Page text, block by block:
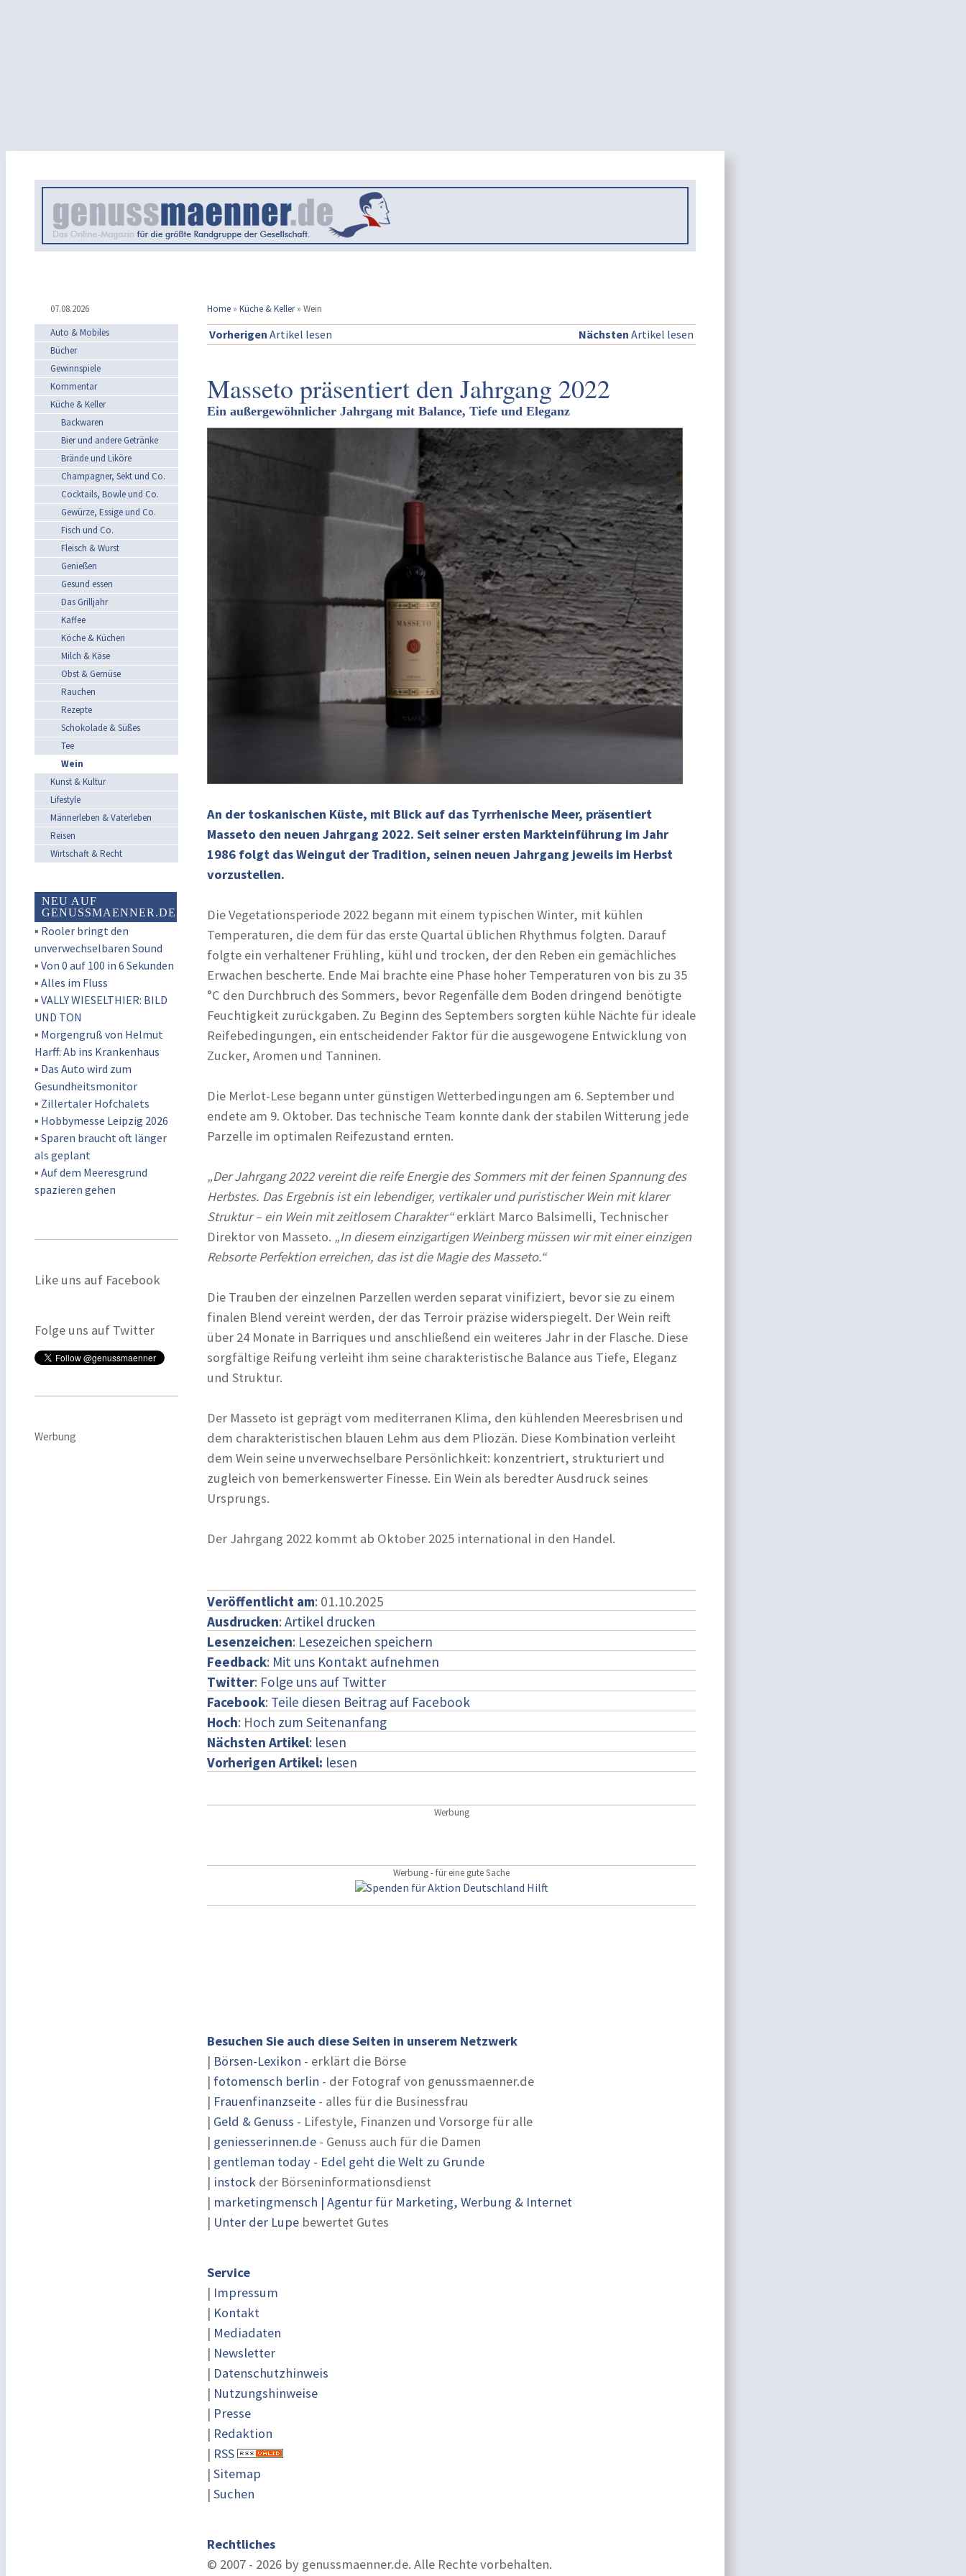
07.08.2026 Home » Küche & Keller » Wein
Auto & Mobiles
Bücher
Gewinnspiele
Kommentar
Küche & Keller
Backwaren
Bier und andere Getränke
Brände und Liköre
Champagner, Sekt und Co.
Cocktails, Bowle und Co.
Gewürze, Essige und Co.
Fisch und Co.
Fleisch & Wurst
Genießen
Gesund essen
Das Grilljahr
Kaffee
Köche & Küchen
Milch & Käse
Obst & Gemüse
Rauchen
Rezepte
Schokolade & Süßes
Tee
Wein
Kunst & Kultur
Lifestyle
Männerleben & Vaterleben
Reisen
Wirtschaft & Recht
NEU AUF
GENUSSMAENNER.DE
▪ Rooler bringt den
unverwechselbaren Sound
▪ Von 0 auf 100 in 6 Sekunden
▪ Alles im Fluss
▪ VALLY WIESELTHIER: BILD
UND TON
▪ Morgengruß von Helmut
Harff: Ab ins Krankenhaus
▪ Das Auto wird zum
Gesundheitsmonitor
▪ Zillertaler Hofchalets
▪ Hobbymesse Leipzig 2026
▪ Sparen braucht oft länger
als geplant
▪ Auf dem Meeresgrund
spazieren gehen
Like uns auf Facebook
Folge uns auf Twitter
Werbung
Vorherigen Artikel lesen Nächsten Artikel lesen
Masseto präsentiert den Jahrgang 2022
Ein außergewöhnlicher Jahrgang mit Balance, Tiefe und Eleganz
An der toskanischen Küste, mit Blick auf das Tyrrhenische Meer, präsentiert
Masseto den neuen Jahrgang 2022. Seit seiner ersten Markteinführung im Jahr
1986 folgt das Weingut der Tradition, seinen neuen Jahrgang jeweils im Herbst
vorzustellen.
Die Vegetationsperiode 2022 begann mit einem typischen Winter, mit kühlen
Temperaturen, die dem für das erste Quartal üblichen Rhythmus folgten. Darauf
folgte ein verhaltener Frühling, kühl und trocken, der den Reben ein gemächliches
Erwachen bescherte. Ende Mai brachte eine Phase hoher Temperaturen von bis zu 35
°C den Durchbruch des Sommers, bevor Regenfälle dem Boden dringend benötigte
Feuchtigkeit zurückgaben. Zu Beginn des Septembers sorgten kühle Nächte für ideale
Reifebedingungen, ein entscheidender Faktor für die ausgewogene Entwicklung von
Zucker, Aromen und Tanninen.
Die Merlot-Lese begann unter günstigen Wetterbedingungen am 6. September und
endete am 9. Oktober. Das technische Team konnte dank der stabilen Witterung jede
Parzelle im optimalen Reifezustand ernten.
„Der Jahrgang 2022 vereint die reife Energie des Sommers mit der feinen Spannung des
Herbstes. Das Ergebnis ist ein lebendiger, vertikaler und puristischer Wein mit klarer
Struktur – ein Wein mit zeitlosem Charakter“erklärt Marco Balsimelli, Technischer
Direktor von Masseto. „In diesem einzigartigen Weinberg müssen wir mit einer einzigen
Rebsorte Perfektion erreichen, das ist die Magie des Masseto.“
Die Trauben der einzelnen Parzellen werden separat vinifiziert, bevor sie zu einem
finalen Blend vereint werden, der das Terroir präzise widerspiegelt. Der Wein reift
über 24 Monate in Barriques und anschließend ein weiteres Jahr in der Flasche. Diese
sorgfältige Reifung verleiht ihm seine charakteristische Balance aus Tiefe, Eleganz
und Struktur.
Der Masseto ist geprägt vom mediterranen Klima, den kühlenden Meeresbrisen und
dem charakteristischen blauen Lehm aus dem Pliozän. Diese Kombination verleiht
dem Wein seine unverwechselbare Persönlichkeit: konzentriert, strukturiert und
zugleich von bemerkenswerter Finesse. Ein Wein als beredter Ausdruck seines
Ursprungs.
Der Jahrgang 2022 kommt ab Oktober 2025 international in den Handel.
Veröffentlicht am: 01.10.2025
Ausdrucken: Artikel drucken
Lesenzeichen: Lesezeichen speichern
Feedback: Mit uns Kontakt aufnehmen
Twitter: Folge uns auf Twitter
Facebook: Teile diesen Beitrag auf Facebook
Hoch: Hoch zum Seitenanfang
Nächsten Artikel: lesen
Vorherigen Artikel: lesen
Werbung
Werbung - für eine gute Sache
Besuchen Sie auch diese Seiten in unserem Netzwerk
| Börsen-Lexikon - erklärt die Börse
| fotomensch berlin - der Fotograf von genussmaenner.de
| Frauenfinanzseite - alles für die Businessfrau
| Geld & Genuss - Lifestyle, Finanzen und Vorsorge für alle
| geniesserinnen.de - Genuss auch für die Damen
| gentleman today - Edel geht die Welt zu Grunde
| instock der Börseninformationsdienst
| marketingmensch | Agentur für Marketing, Werbung & Internet
| Unter der Lupe bewertet Gutes
Service
| Impressum
| Kontakt
| Mediadaten
| Newsletter
| Datenschutzhinweis
| Nutzungshinweise
| Presse
| Redaktion
| RSS
| Sitemap
| Suchen
Rechtliches
© 2007 - 2026 by genussmaenner.de. Alle Rechte vorbehalten.